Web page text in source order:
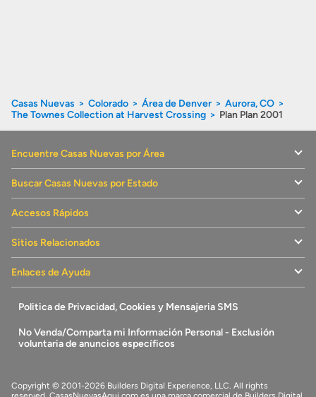
Casas Nuevas Colorado Área de Denver
Aurora, CO
The Townes Collection at Harvest Crossing
Plan Plan 2001
Encuentre Casas Nuevas por Área
Buscar Casas Nuevas por Estado
Accesos Rápidos
Sitios Relacionados
Enlaces de Ayuda
Politica de Privacidad, Cookies y Mensajeria SMS
No Venda/Comparta mi Información Personal - Exclusión
voluntaria de anuncios específicos
Copyright © 2001-2026 Builders Digital Experience, LLC. All rights